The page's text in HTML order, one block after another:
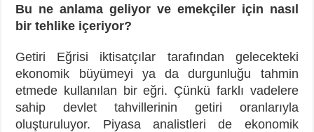
Bu ne anlama geliyor ve emekçiler için nasıl
bir tehlike içeriyor?
Getiri Eğrisi iktisatçılar tarafından gelecekteki
ekonomik büyümeyi ya da durgunluğu tahmin
etmede kullanılan bir eğri. Çünkü farklı vadelere
sahip devlet tahvillerinin getiri oranlarıyla
oluşturuluyor. Piyasa analistleri de ekonomik